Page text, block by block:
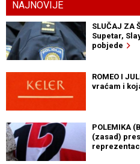
NAJNOVIJE
SLUČAJ ZA
Supetar,
pobjede
ROMEO I
vraćam i
POLEMIKA
(zasad)